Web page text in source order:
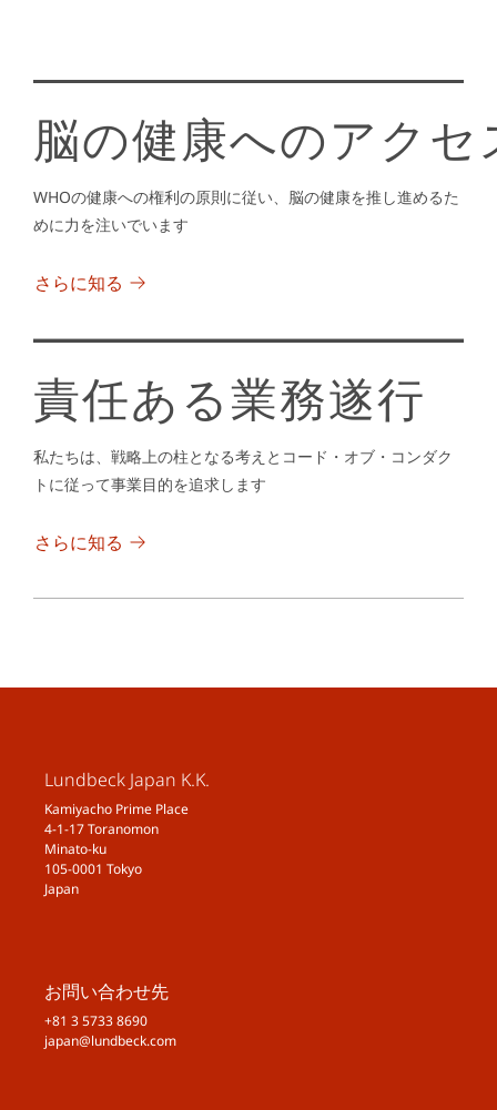
脳の健康へのアクセ
WHOの健康への権利の原則に従い、脳の健康を推し進めるた
めに力を注いでいます
さらに知る
責任ある業務遂行
私たちは、戦略上の柱となる考えとコード・オブ・コンダク
トに従って事業目的を追求します
さらに知る
Lundbeck Japan K.K.
Kamiyacho Prime Place
4-1-17 Toranomon
Minato-ku
105-0001 Tokyo
Japan
お問い合わせ先
+81 3 5733 8690
japan@lundbeck.com